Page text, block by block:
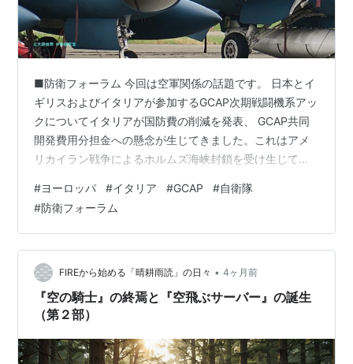
■防衛フォーラム 今回は空軍関係の話題です。 日本とイ
ギリスおよびイタリアが参加するGCAP次期戦闘機系アッ
クについてイタリアが国防費の削減を発表、 GCAP共同
開発費用分担金への懸念が生じてきました。これはアメ
リカイラン戦争によるホルムズ海峡封鎖を受け生じてい
に政権がしめしたもの。 イタリアのメローに首相は計画
されていた１２０億ユーロ規模の追加国防費計画を放棄
し、エネルギー危機対応の予算庭丸としています、首相
は、国防よりもエネルギー価格高騰が国民にとっての問
題であるとし、同時に２０２７年の総選挙を意識した国
内の影響拡大を防ぐことを主眼としてい…
#ヨーロッパ #イタリア #GCAP #自衛隊
#防衛フォーラム
FIREから始める「晴耕雨読」の日々 • 4ヶ月前
『空の騎士』の終焉と『空飛ぶサーバー』の誕生
（第２部）